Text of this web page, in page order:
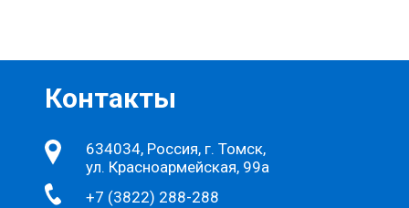
634034, Россия, г. Томск,
ул. Красноармейская, 99а
+7 (3822) 288-288
Контакты